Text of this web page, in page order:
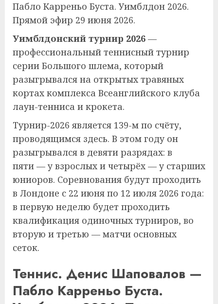
Пабло Карреньо Буста. Уимблдон 2026.
Прямой эфир 29 июня 2026.
Уимблдонский турнир 2026 —
профессиональный теннисный турнир
серии Большого шлема, который
разыгрывался на открытых травяных
кортах комплекса Всеанглийского клуба
лаун-тенниса и крокета.
Турнир-2026 является 139-м по счёту,
проводящимся здесь. В этом году он
разыгрывался в девяти разрядах: в
пяти — у взрослых и четырёх — у старших
юниоров. Соревнования будут проходить
в Лондоне с 22 июня по 12 июля 2026 года:
в первую неделю будет проходить
квалификация одиночных турниров, во
вторую и третью — матчи основных
сеток.
Теннис. Денис Шаповалов —
Пабло Карреньо Буста.